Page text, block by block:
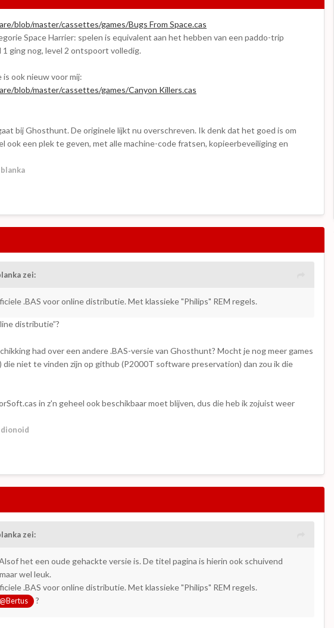
blob/master/cassettes/games/Bugs From Space.cas
Space Harrier: spelen is equivalent aan het hebben van een paddo-trip
ging nog, level 2 ontspoort volledig.
ook nieuw voor mij:
blob/master/cassettes/games/Canyon Killers.cas
bij Ghosthunt. De originele lijkt nu overschreven. Ik denk dat het goed is om
ook een plek te geven, met alle machine-code fratsen, kopieerbeveiliging en
zei:
.BAS voor online distributie. Met klassieke "Philips" REM regels.
distributie”?
had over een andere .BAS-versie van Ghosthunt? Mocht je nog meer games
niet te vinden zijn op github (P2000T software preservation) dan zou ik die
in z'n geheel ook beschikbaar moet blijven, dus die heb ik zojuist weer
zei:
het een oude gehackte versie is. De titel pagina is hierin ook schuivend
wel leuk.
.BAS voor online distributie. Met klassieke "Philips" REM regels.
@Bertus ?